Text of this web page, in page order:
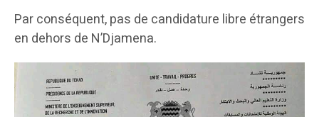
Par conséquent, pas de candidature libre étrangers
en dehors de N’Djamena.